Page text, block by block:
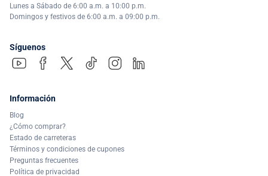
Lunes a Sábado de 6:00 a.m. a 10:00 p.m.
Domingos y festivos de 6:00 a.m. a 09:00 p.m.
Síguenos
Información
Blog
¿Cómo comprar?
Estado de carreteras
Términos y condiciones de cupones
Preguntas frecuentes
Política de privacidad